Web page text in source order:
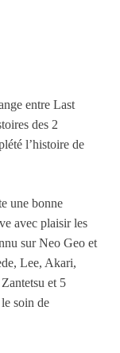
entre Last
des 2
l’histoire de
une bonne
avec plaisir les
sur Neo Geo et
Lee, Akari,
et 5
soin de